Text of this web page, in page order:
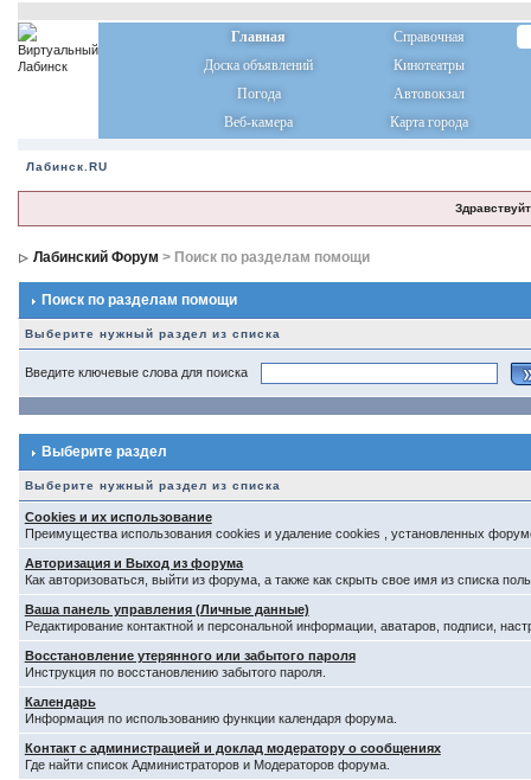
Главная
Справочная
Доска объявлений
Кинотеатры
Погода
Автовокзал
Веб-камера
Карта города
Лабинск.RU
Лабинский Форум > Поиск по разделам помощи
Поиск по разделам помощи
Выберите нужный раздел из списка
Введите ключевые слова для поиска
Выберите раздел
Выберите нужный раздел из списка
Cookies и их использование
Преимущества использования cookies и удаление cookies , установленных
Авторизация и Выход из форума
Как авторизоваться, выйти из форума, а также как скрыть свое имя из списка
Ваша панель управления (Личные данные)
Редактирование контактной и персональной информации, аватаров, подписи,
Восстановление утерянного или забытого пароля
Инструкция по восстановлению забытого пароля.
Календарь
Информация по использованию функции календаря форума.
Контакт с администрацией и доклад модератору о сообщениях
Где найти список Администраторов и Модераторов форума.